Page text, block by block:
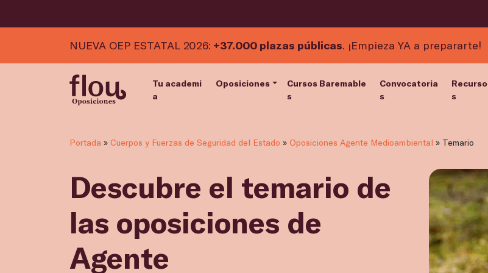
NUEVA OEP ESTATAL 2026: +37.000 plazas públicas. ¡Empieza YA a prepararte!
Tu academi
a
Oposiciones
Cursos Baremable
s
Convocatoria
s
Recurso
s
Portada » Cuerpos y Fuerzas de Seguridad del Estado » Oposiciones Agente Medioambiental » Temario
Descubre el temario de
las oposiciones de
Agente